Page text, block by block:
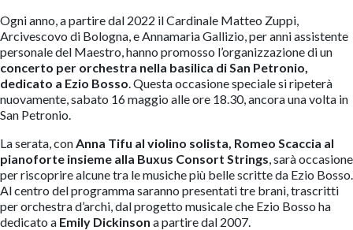
Ogni anno, a partire dal 2022 il Cardinale Matteo Zuppi,
Arcivescovo di Bologna, e Annamaria Gallizio, per anni assistente
personale del Maestro, hanno promosso l’organizzazione di un
concerto per orchestra nella basilica di San Petronio,
dedicato a Ezio Bosso. Questa occasione speciale si ripeterà
nuovamente, sabato 16 maggio alle ore 18.30, ancora una volta in
San Petronio.
La serata, conAnna Tifu al violino solista, Romeo Scaccia al
pianoforte insieme alla Buxus Consort Strings, sarà occasione
per riscoprire alcune tra le musiche più belle scritte da Ezio Bosso.
Al centro del programma saranno presentati tre brani, trascritti
per orchestra d’archi, dal progetto musicale che Ezio Bosso ha
dedicato a Emily Dickinson a partire dal 2007.